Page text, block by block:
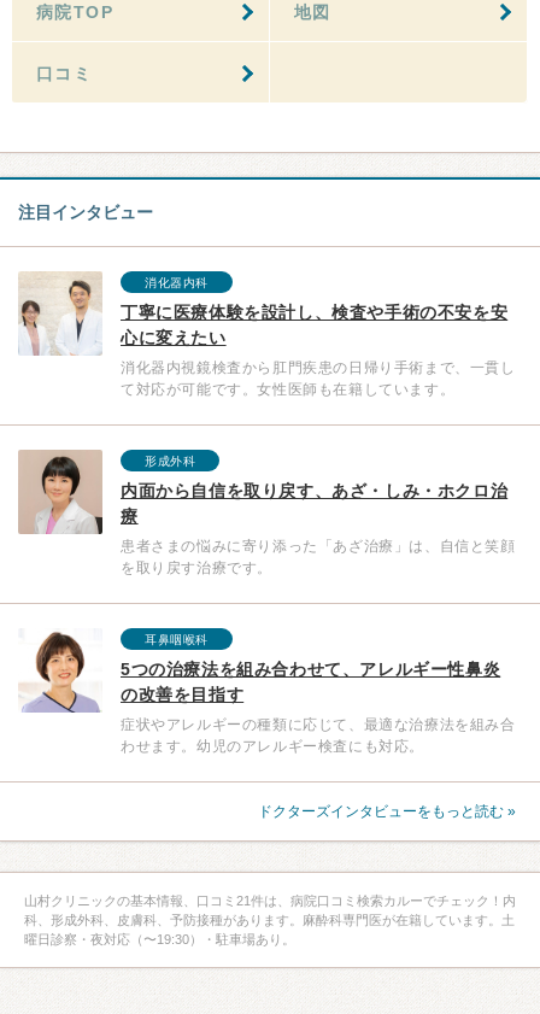
病院TOP 地図
口コミ
注目インタビュー
消化器内科
丁寧に医療体験を設計し、検査や手術の不安を安
心に変えたい
消化器内視鏡検査から肛門疾患の日帰り手術まで、一貫し
て対応が可能です。女性医師も在籍しています。
形成外科
内面から自信を取り戻す、あざ・しみ・ホクロ治
療
患者さまの悩みに寄り添った「あざ治療」は、自信と笑顔
を取り戻す治療です。
耳鼻咽喉科
5つの治療法を組み合わせて、アレルギー性鼻炎
の改善を目指す
症状やアレルギーの種類に応じて、最適な治療法を組み合
わせます。幼児のアレルギー検査にも対応。
ドクターズインタビューをもっと読む »
山村クリニックの基本情報、口コミ21件は、病院口コミ検索カルーでチェック！内
科、形成外科、皮膚科、予防接種があります。麻酔科専門医が在籍しています。土
曜日診察・夜対応（〜19:30）・駐車場あり。